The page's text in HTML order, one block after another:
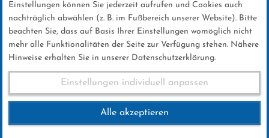
News
Garmisch-Partenkirchen
1.1.2025
Einstellungen können Sie jederzeit aufrufen und Cookies auch
nachträglich abwählen (z. B. im Fußbereich unserer Website). Bitte
beachten Sie, dass auf Basis Ihrer Einstellungen womöglich nicht
mehr alle Funktionalitäten der Seite zur Verfügung stehen. Nähere
Hinweise erhalten Sie in unserer Datenschutzerklärung.
Einstellungen individuell anpassen
Alle akzeptieren